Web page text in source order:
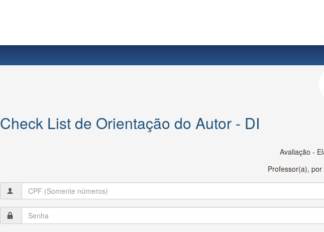
Check List de Orientação do Autor - DI
Avaliação -
Professor(a),